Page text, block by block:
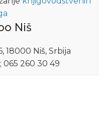
Niš
18000 Niš, Srbija
; 065 260 30 49